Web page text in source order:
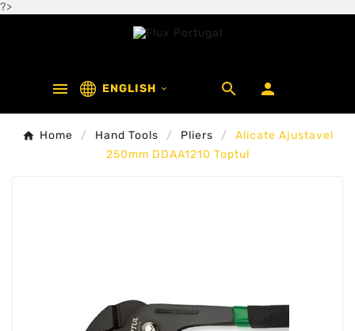
?>
 ENGLISH   
Home Hand Tools Pliers
Alicate Ajustavel
250mm DDAA1210 Toptul